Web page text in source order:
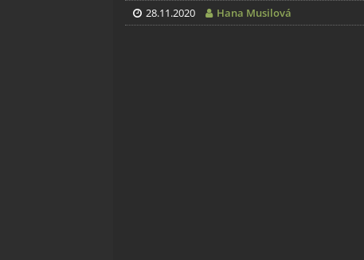
28.11.2020 Hana Musilová